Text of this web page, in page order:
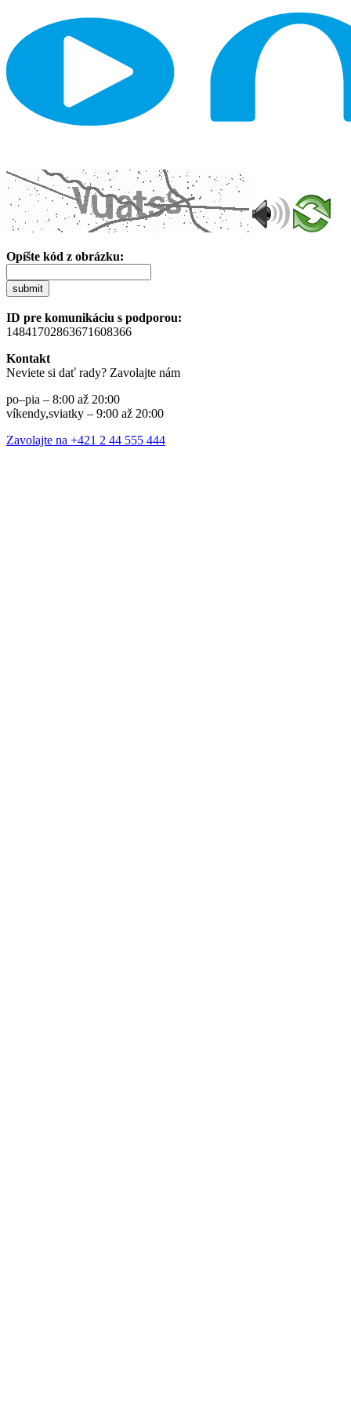
Opíšte kód z obrázku:
submit
ID pre komunikáciu s podporou:
14841702863671608366
Kontakt
Neviete si dať rady? Zavolajte nám
po–pia – 8:00 až 20:00
víkendy,sviatky – 9:00 až 20:00
Zavolajte na +421 2 44 555 444